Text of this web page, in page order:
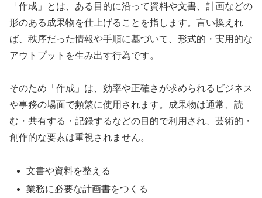
「作成」とは、ある目的に沿って資料や文書、計画などの
形のある成果物を仕上げることを指します。言い換えれ
ば、秩序だった情報や手順に基づいて、形式的・実用的な
アウトプットを生み出す行為です。
そのため「作成」は、効率や正確さが求められるビジネス
や事務の場面で頻繁に使用されます。成果物は通常、読
む・共有する・記録するなどの目的で利用され、芸術的・
創作的な要素は重視されません。
文書や資料を整える
業務に必要な計画書をつくる